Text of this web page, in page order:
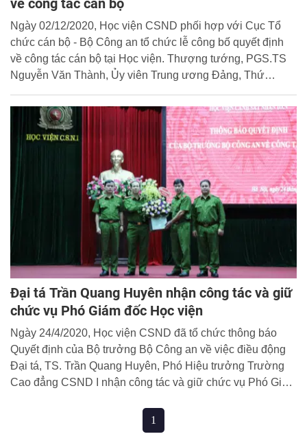
Ngày 02/12/2020, Học viện CSND phối hợp với Cục Tổ
chức cán bộ - Bộ Công an tổ chức lễ công bố quyết định
về công tác cán bộ tại Học viện. Thượng tướng, PGS.TS
Nguyễn Văn Thành, Ủy viên Trung ương Đảng, Thứ
Lễ.
Đại tá Trần Quang Huyên nhận công tác và giữ
chức vụ Phó Giám đốc Học viện
Ngày 24/4/2020, Học viện CSND đã tổ chức thông báo
Quyết định của Bộ trưởng Bộ Công an về việc điều động
Đại tá, TS. Trần Quang Huyên, Phó Hiệu trưởng Trường
Cao đẳng CSND I nhận công tác và giữ chức vụ Phó Giám
1